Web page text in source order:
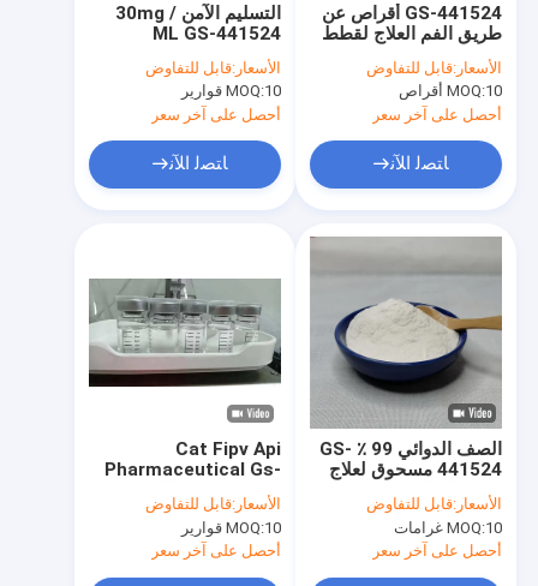
التسليم الآمن 30mg /
ML GS-441524
Injection لعلاج FIP Cat
الأسعار:قابل للتفاوض
MOQ:10 قوارير
أحصل على آخر سعر
ﺎﺘﺼﻟ ﺍﻶﻧ
GS-441524 أقراص عن
طريق الفم العلاج لقطط
FIP 5KG
الأسعار:قابل للتفاوض
MOQ:10 أقراص
أحصل على آخر سعر
ﺎﺘﺼﻟ ﺍﻶﻧ
Cat Fipv Api
Pharmaceutical Gs-
الصفاق المعدي القطط
القطط
الأسعار:قابل للتفاوض
MOQ:10 قوارير
أحصل على آخر سعر
الصف الدوائي 99 ٪ GS-
441524 مسحوق لعلاج
FIPV القطط
الأسعار:قابل للتفاوض
MOQ:10 غرامات
أحصل على آخر سعر